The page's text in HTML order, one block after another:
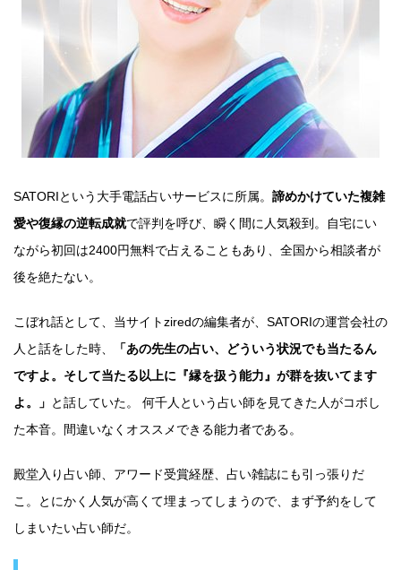
SATORIという大手電話占いサービスに所属。 諦めかけていた複雑
愛や復縁の逆転成就で評判を呼び、瞬く間に人気殺到。自宅にい
ながら初回は2400円無料で占えることもあり、全国から相談者が
後を絶たない。
こぼれ話として、当サイトziredの編集者が、SATORIの運営会社の
人と話をした時、
「あの先生の占い、どういう状況でも当たるん
ですよ。そして当たる以上に『縁を扱う能力』が群を抜いてます
よ。」 と話していた。 何千人という占い師を見てきた人がコボし
た本音。間違いなくオススメできる能力者である。
殿堂入り占い師、アワード受賞経歴、占い雑誌にも引っ張りだ
こ。とにかく人気が高くて埋まってしまうので、まず予約をして
しまいたい占い師だ。